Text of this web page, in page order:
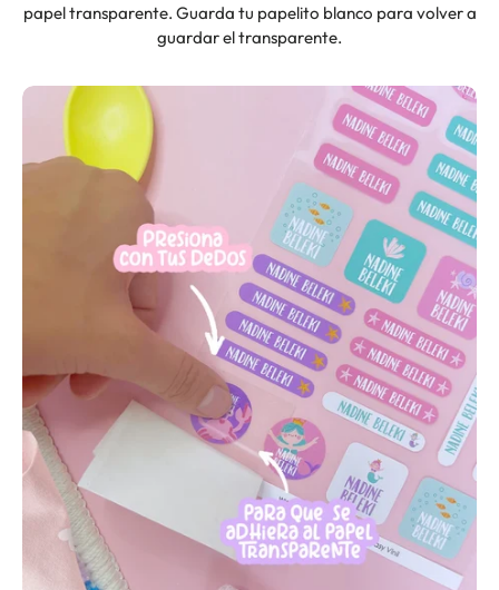
papel transparente. Guarda tu papelito blanco para volver a
guardar el transparente.